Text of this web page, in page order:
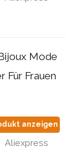
Mode
Für Frauen
anzeigen
Aliexpress